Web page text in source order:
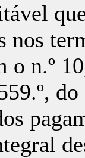
o n.º